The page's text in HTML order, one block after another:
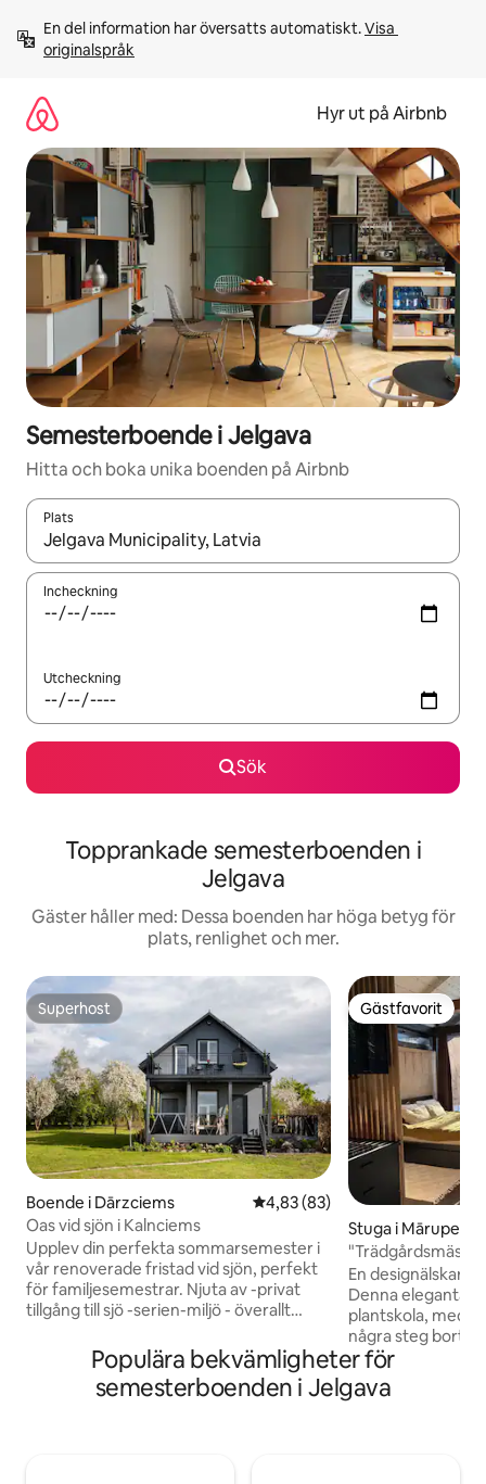
innehåll
En del information har översatts automatiskt. Visa
originalspråk
Hyr ut på Airbnb
Semesterboende i Jelgava
Hitta och boka unika boenden på Airbnb
Plats
När resultaten är tillgängliga kan du navigera med upp- och
Incheckning
Utcheckning
Sök
Topprankade semesterboenden i
Jelgava
Gäster håller med: Dessa boenden har höga betyg för
plats, renlighet och mer.
Superhost
Superhost
Boende i Dārzciems 4,83 av 5 i genomsnittligt
4,83 (83)
Oas vid sjön i Kalnciems
Upplev din perfekta sommarsemester i
vår renoverade fristad vid sjön, perfekt
för familjesemestrar. Njuta av -privat
tillgång till sjö -serien-miljö - överallt
grillplats - eldstad - utomhus eller
inomhusbastu Inuti hittar du ett
modernt kök med alla nödvändigheter
Gästfavorit
Gästfavorit
Stuga i Mārupe
bubbelpool
En
Denna eleganta
plantskola, med
några steg bort.
blommor är det
försvinna ett tag. Vi har morgonrockar,
tofflor,
Populära bekvämligheter för
semesterboenden i Jelgava